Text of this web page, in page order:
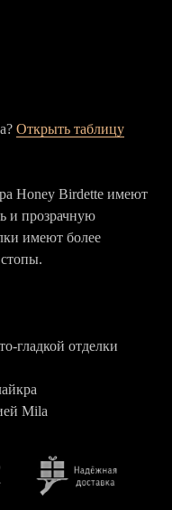
Открыть таблицу
Honey Birdette имеют
и прозрачную
имеют более
гладкой отделки
Mila